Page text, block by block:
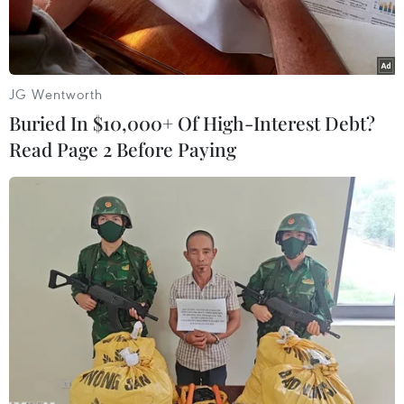
Nhân viên y tế lấy mẫu xét nghiệm COVID-19 cho người dân tại
Vũ Hán, tỉnh Hồ Bắc, Trung Quốc, ngày 7/8/2021. (Ảnh:
THX/TTXVN)
Ngày 9/8, Ủy ban Y tế quốc gia (NHC) Trung
Quốc thông báo Trung Quốc đại lục ghi nhận
125 ca mắc mới bệnh COVID-19 trong ngày 8/8,
tăng gần 30 ca so với một ngày trước đó.
JG Wentworth
Buried In $10,000+ Of High-Interest Debt?
Read Page 2 Before Paying